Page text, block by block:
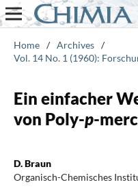
Home / Archives /
Vol. 14 No. 1 (1960):
Ein einfacher
von Poly-p-
D. Braun
Organisch-Chemisches